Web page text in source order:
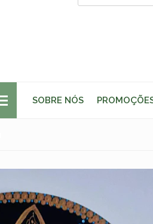
SOBRE NÓS